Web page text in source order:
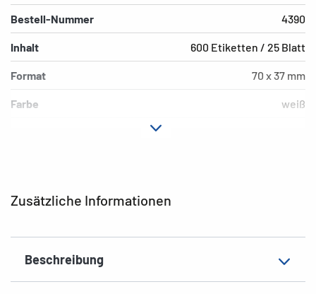
Zusätzliche Informationen
Beschreibung
Bestell-Nummer 4390
Inhalt 600 Etiketten / 25 Blatt
Format 70 x 37 mm
Farbe weiß